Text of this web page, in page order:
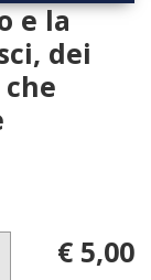
e la
dei
€ 5,00